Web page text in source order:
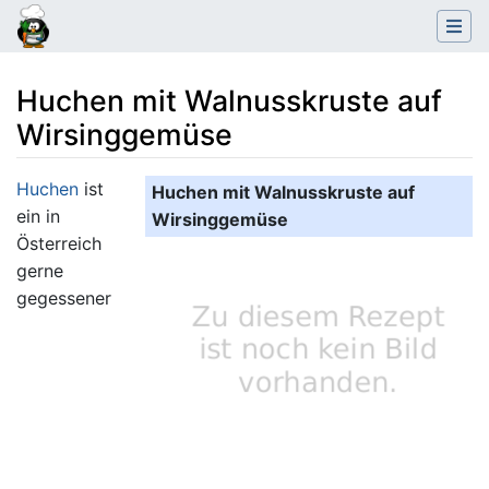
Huchen mit Walnusskruste auf
Wirsinggemüse
Wechseln zu: Navigation, Suche
Huchen mit Walnusskruste auf
Wirsinggemüse
Huchen ist
ein in
Österreich
gerne
gegessener